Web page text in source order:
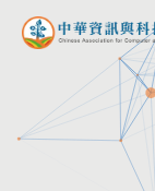
Skip